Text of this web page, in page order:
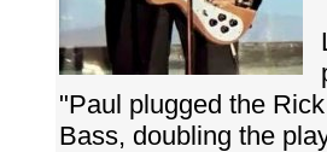
"Paul plugged the
Bass, doubling the